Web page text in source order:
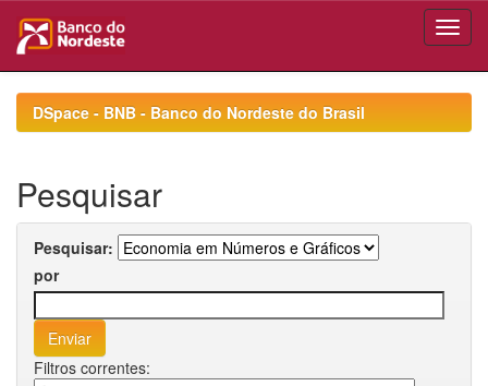
navigationDSpace - BNB - Banco do Nordeste do Brasil
Pesquisar
Pesquisar:
por
Filtros correntes: